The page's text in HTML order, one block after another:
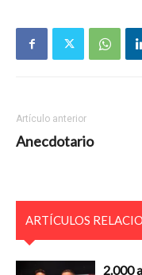
Artículo anterior
Anecdotario
ARTÍCULOS
2.000